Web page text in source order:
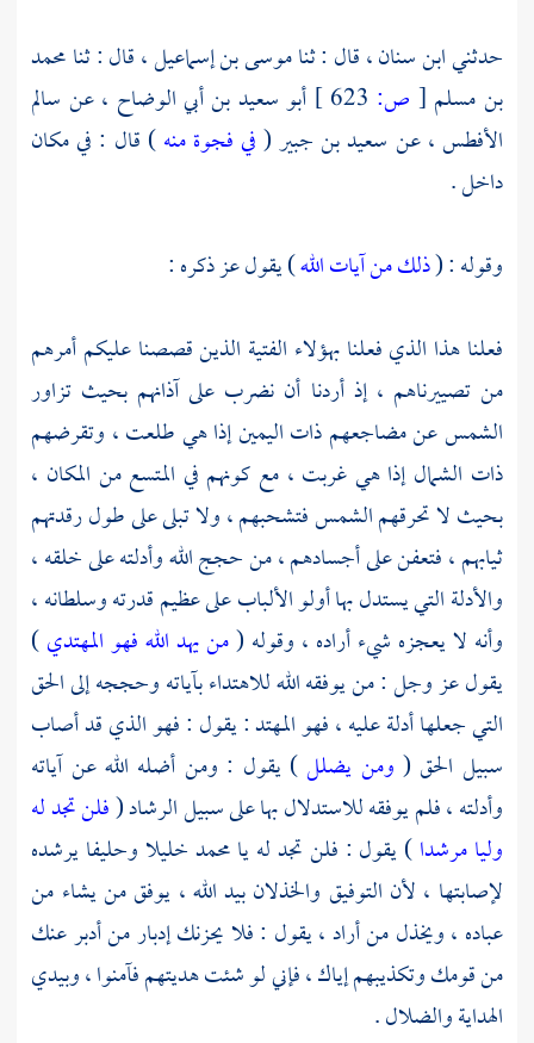
حدثنيابن سنان ،قال : ثناموسى بن إسماعيل ،قال : ثنامحمد
بن مسلم [ ص: أبو سعيد بن أبي الوضاح ،عن سالم
الأفطس ،عن سعيد بن جبير(في فجوة منه) قال : في مكان
داخل .
وقوله : (ذلك من آيات الله) يقول عز ذكره :
فعلنا هذا الذي فعلنا بهؤلاء الفتية الذين قصصنا عليكم أمرهم
من تصييرناهم ، إذ أردنا أن نضرب على آذانهم بحيث تزاور
الشمس عن مضاجعهم ذات اليمين إذا هي طلعت ، وتقرضهم
ذات الشمال إذا هي غربت ، مع كونهم في المتسع من المكان ،
بحيث لا تحرقهم الشمس فتشحبهم ، ولا تبلى على طول رقدتهم
ثيابهم ، فتعفن على أجسادهم ، من حجج الله وأدلته على خلقه ،
والأدلة التي يستدل بها أولو الألباب على عظيم قدرته وسلطانه ،
وأنه لا يعجزه شيء أراده ، وقوله (من يهد الله فهو المهتدي)
يقول عز وجل : من يوفقه الله للاهتداء بآياته وحججه إلى الحق
التي جعلها أدلة عليه ، فهو المهتد : يقول : فهو الذي قد أصاب
سبيل الحق ( ومن يضلل) يقول : ومن أضله الله عن آياته
وأدلته ، فلم يوفقه للاستدلال بها على سبيل الرشاد (فلن تجد له
وليا مرشدا) يقول : فلن تجد له يامحمدخليلا وحليفا يرشده
لإصابتها ، لأن التوفيق والخذلان بيد الله ، يوفق من يشاء من
عباده ، ويخذل من أراد ، يقول : فلا يحزنك إدبار من أدبر عنك
من قومك وتكذيبهم إياك ، فإني لو شئت هديتهم فآمنوا ، وبيدي
الهداية والضلال .